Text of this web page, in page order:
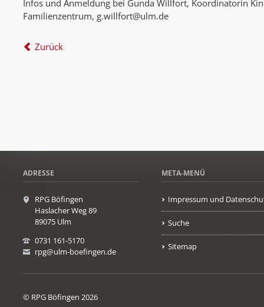
Infos und Anmeldung bei Gunda Willfort, Koordinatorin
Familienzentrum, g.willfort@ulm.de
Zurück
ADRESSE
RPG Böfingen
Haslacher Weg 89
89075 Ulm
0731 161-5170
rpg@ulm-boefingen.de
META-MENÜ
Impressum und
Suche
Sitemap
© RPG Böfingen 2026